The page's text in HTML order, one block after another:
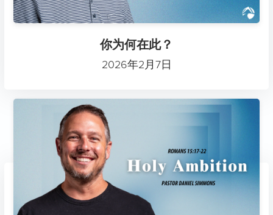
你为何在此？
2026年2月7日